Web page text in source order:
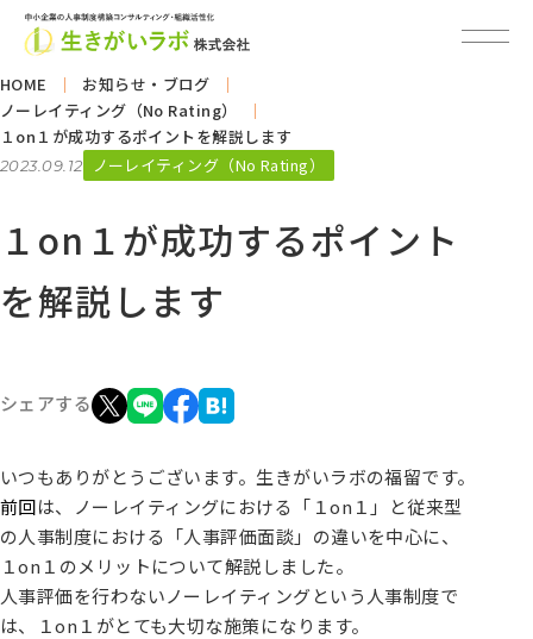
HOME
お知らせ・ブログ
ノーレイティング（No Rating）
１on１が成功するポイントを解説します
2023.09.12 ノーレイティング（No Rating）
１on１が成功するポイント
を解説します
シェアする
いつもありがとうございます。生きがいラボの福留です。
前回は、ノーレイティングにおける「１on１」と従来型
の人事制度における「人事評価面談」の違いを中心に、
１on１のメリットについて解説しました。
人事評価を行わないノーレイティングという人事制度で
は、１on１がとても大切な施策になります。